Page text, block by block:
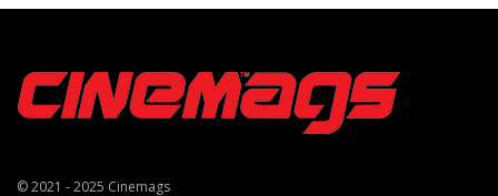
© 2021 - 2025 Cinemags